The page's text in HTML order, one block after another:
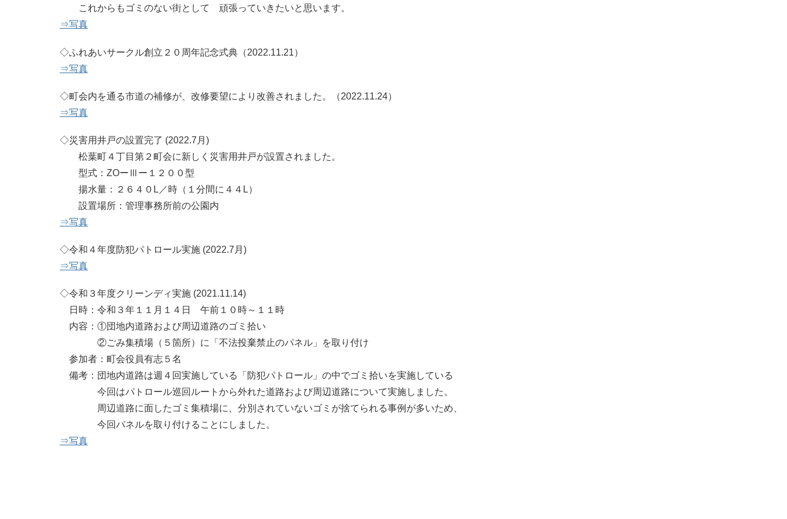
これからもゴミのない街として 頑張っていきたいと思います。
⇒写真
◇ふれあいサークル創立２０周年記念式典（2022.11.21）
⇒写真
◇町会内を通る市道の補修が、改修要望により改善されました。（2022.11.24）
⇒写真
◇災害用井戸の設置完了 (2022.7月)
松葉町４丁目第２町会に新しく災害用井戸が設置されました。
型式：ZOーⅢー１２００型
揚水量：２６４０L／時（１分間に４４L）
設置場所：管理事務所前の公園内
⇒写真
◇令和４年度防犯パトロール実施 (2022.7月)
⇒写真
◇令和３年度クリーンディ実施 (2021.11.14)
日時：令和３年１１月１４日 午前１０時～１１時
内容：①団地内道路および周辺道路のゴミ拾い
②ごみ集積場（５箇所）に「不法投棄禁止のパネル」を取り付け
参加者：町会役員有志５名
備考：団地内道路は週４回実施している「防犯パトロール」の中でゴミ拾いを実施している
今回はパトロール巡回ルートから外れた道路および周辺道路について実施しました。
周辺道路に面したゴミ集積場に、分別されていないゴミが捨てられる事例が多いため、
今回パネルを取り付けることにしました。
⇒写真